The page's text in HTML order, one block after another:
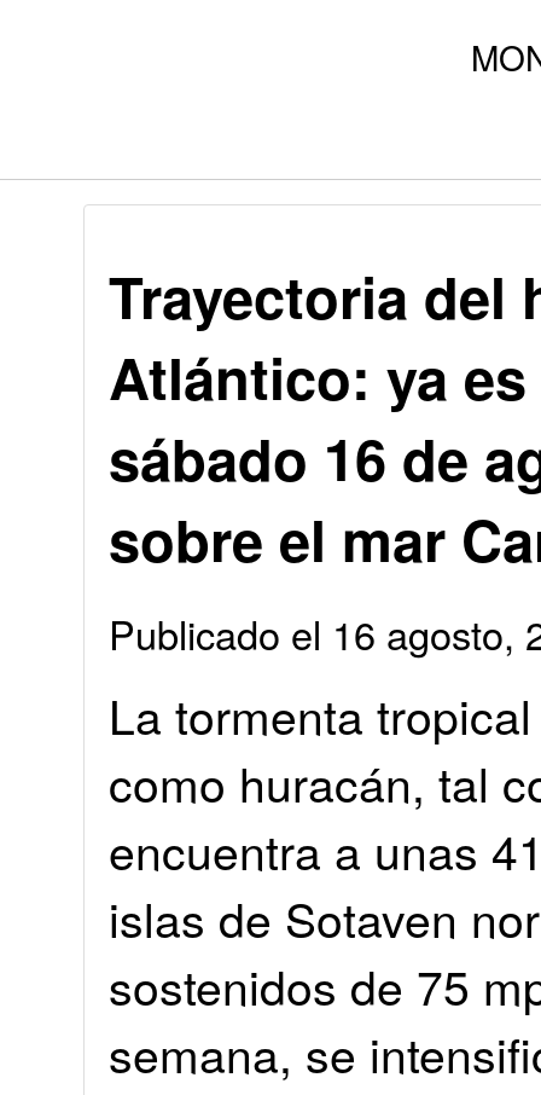
Trayectoria del
Atlántico: ya
sábado 16 de
sobre el mar
Publicado el 16 agosto,
La tormenta
como huracán, tal
encuentra a unas
islas de Sotaven
sostenidos de 75
semana, se